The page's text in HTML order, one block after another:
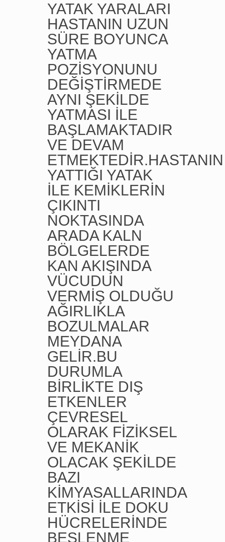
YATAK YARALARI
HASTANIN UZUN
SÜRE BOYUNCA
YATMA
POZİSYONUNU
DEĞİŞTİRMEDE
AYNI ŞEKİLDE
YATMASI İLE
BAŞLAMAKTADIR
VE DEVAM
ETMEKTEDİR.HASTANIN
YATTIĞI YATAK
İLE KEMİKLERİN
ÇIKINTI
NOKTASINDA
ARADA KALN
BÖLGELERDE
KAN AKIŞINDA
VÜCUDUN
VERMİŞ OLDUĞU
AĞIRLIKLA
BOZULMALAR
MEYDANA
GELİR.BU
DURUMLA
BİRLİKTE DIŞ
ETKENLER
ÇEVRESEL
OLARAK FİZİKSEL
VE MEKANİK
OLACAK ŞEKİLDE
BAZI
KİMYASALLARINDA
ETKİSİ İLE DOKU
HÜCRELERİNDE
BESLENME